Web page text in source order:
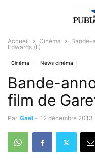
Accueil Cinéma
Bande-
Edwards (II)
Cinéma News cinéma
Bande-
film de
Par Gaël - 12 décembre 2013